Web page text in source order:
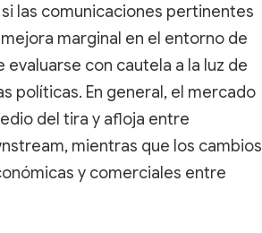
las comunicaciones pertinentes
marginal en el entorno de
con cautela a la luz de
políticas. En general, el mercado
del tira y afloja entre
mientras que los cambios
y comerciales entre